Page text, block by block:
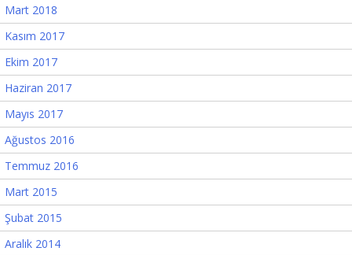
Mart 2018
Kasım 2017
Ekim 2017
Haziran 2017
Mayıs 2017
Ağustos 2016
Temmuz 2016
Mart 2015
Şubat 2015
Aralık 2014